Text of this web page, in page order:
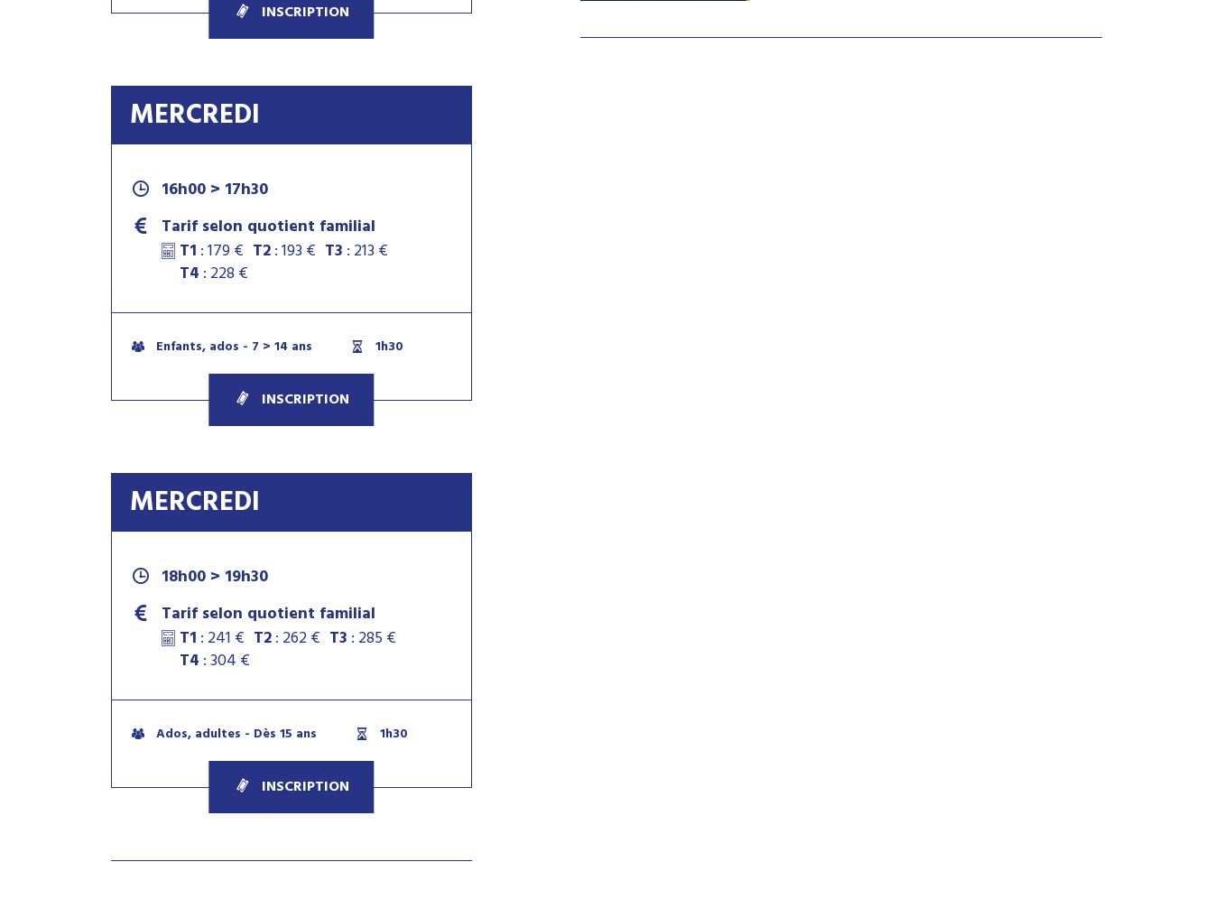
INSCRIPTION
MERCREDI
16h00 > 17h30
Tarif selon quotient familial
T1 : 179 € T2: 193 € T3 : 213 €
T4 : 228 €
Enfants, ados - 7 > 14 ans 1h30
INSCRIPTION
MERCREDI
18h00 > 19h30
Tarif selon quotient familial
T1 : 241 € T2: 262 € T3 : 285 €
T4 : 304 €
Ados, adultes - Dès 15 ans 1h30
INSCRIPTION